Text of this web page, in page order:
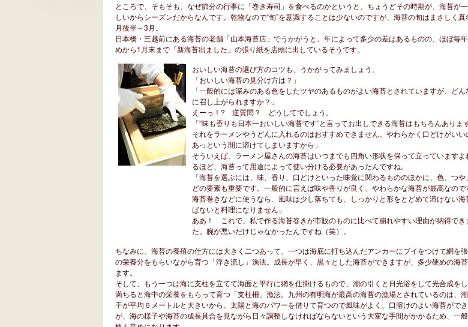
ところで、そもそも、なぜ節分の行事に「巻き寿司」を食べるのかというと、ちょうどその時期が、海苔が
しいからシーズンだからなんです。乾物なので“旬”を意識することは少ないのですが、海苔の旬はまさしく真
月後半～3月。
日本橋・三越前にある海苔の老舗「山本海苔店」でうかがうと、年によって多少の差はあるものの、ほぼ毎
めから1月末まで「新海苔出ました」の張り紙を店頭に出しているそうです。
おいしい海苔の選び方のコツも、うかがってみましょう。
「おいしい海苔の見分け方は？」
「一般的には深みのある色をしたツヤのあるものがよい海苔とされていますが、どん
に召し上がられますか？」
えーっ！? 逆質問？ どうしてでしょう。
「“味も香りも日本一おいしい海苔です”と言ってお出しできる海苔はもちろんあります
それをラーメンやうどんに入れるのはおすすめできません。やわらかく口どけがいい
あっという間に溶けてしまいますから」
そういえば、ラーメン屋さんの海苔はいつまでも四角い形状を保って立っていますよ
るほど、海苔って用途によって使い分ける必要があったんですね。
「海苔を選ぶには、味、香り、口どけといった味覚に関わるもののほかに、色、つや
どの要素も重要です。一般的に言えば味や香りが良く、やわらかな海苔が最高なので
海苔巻きなどに使うなら、風味は少し落ちても、しっかりと形をとどめて溶けない海
ばないと料理になりません」
ああ！ これで、私で作る海苔巻きが市販のものに比べて崩れやすい理由が納得でき
た。腕が悪いだけじゃなかったんですね（笑）。
ちなみに、海苔の養殖の仕方には大きく二つあって、一つは海底に打ち込んだアンカーにブイをつけて網を
の栄養分をもらいながら育つ「浮き流し」漁法。成長が早く、黒々とした海苔ができますが、多少硬めの海
ます。
そして、もう一つは海に支柱を立てて海面と平行に網を仕掛けるもので、潮の引くと日光浴をして光合成を
満ちると海中の栄養をもらって育つ「支柱柵」漁法。九州の有明海が最高の海苔の漁場とされているのは、
干が平均６メートルと大きいから。太陽と海のパワーを借りて育つので風味がよく、口溶けのよい海苔がで
が、海の様子や海苔の成長具合を見ながら日々調整しなければならないという大変な手間がかかるため、一